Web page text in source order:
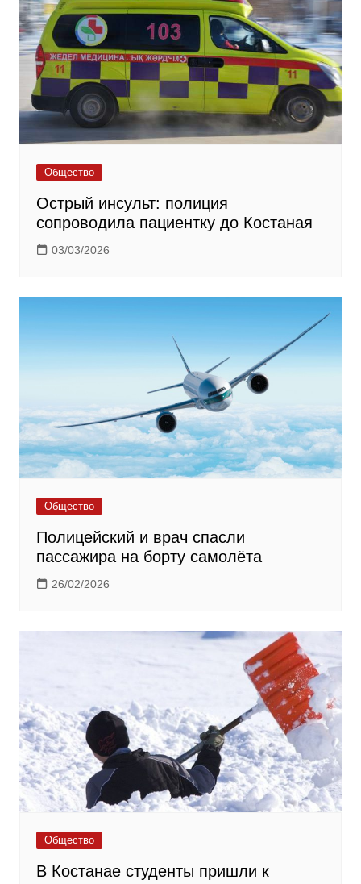
Общество
Острый инсульт: полиция
сопроводила пациентку до Костаная
03/03/2026
Общество
Полицейский и врач спасли
пассажира на борту самолёта
26/02/2026
Общество
В Костанае студенты пришли к